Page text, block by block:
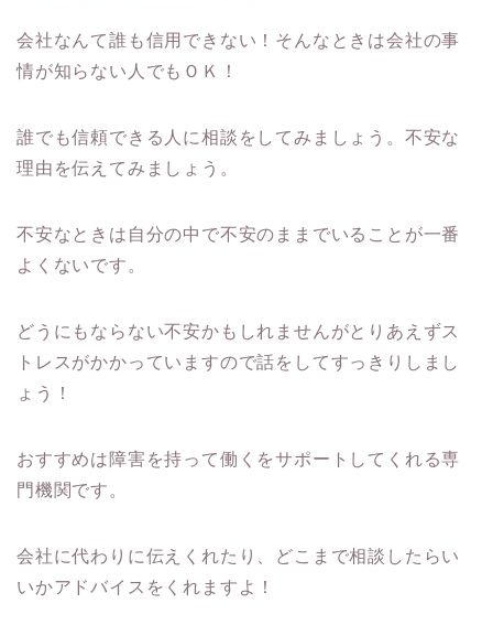
会社なんて誰も信用できない！そんなときは会社の事
情が知らない人でもＯＫ！
誰でも信頼できる人に相談をしてみましょう。不安な
理由を伝えてみましょう。
不安なときは自分の中で不安のままでいることが一番
よくないです。
どうにもならない不安かもしれませんがとりあえずス
トレスがかかっていますので話をしてすっきりしまし
ょう！
おすすめは障害を持って働くをサポートしてくれる専
門機関です。
会社に代わりに伝えくれたり、どこまで相談したらい
いかアドバイスをくれますよ！